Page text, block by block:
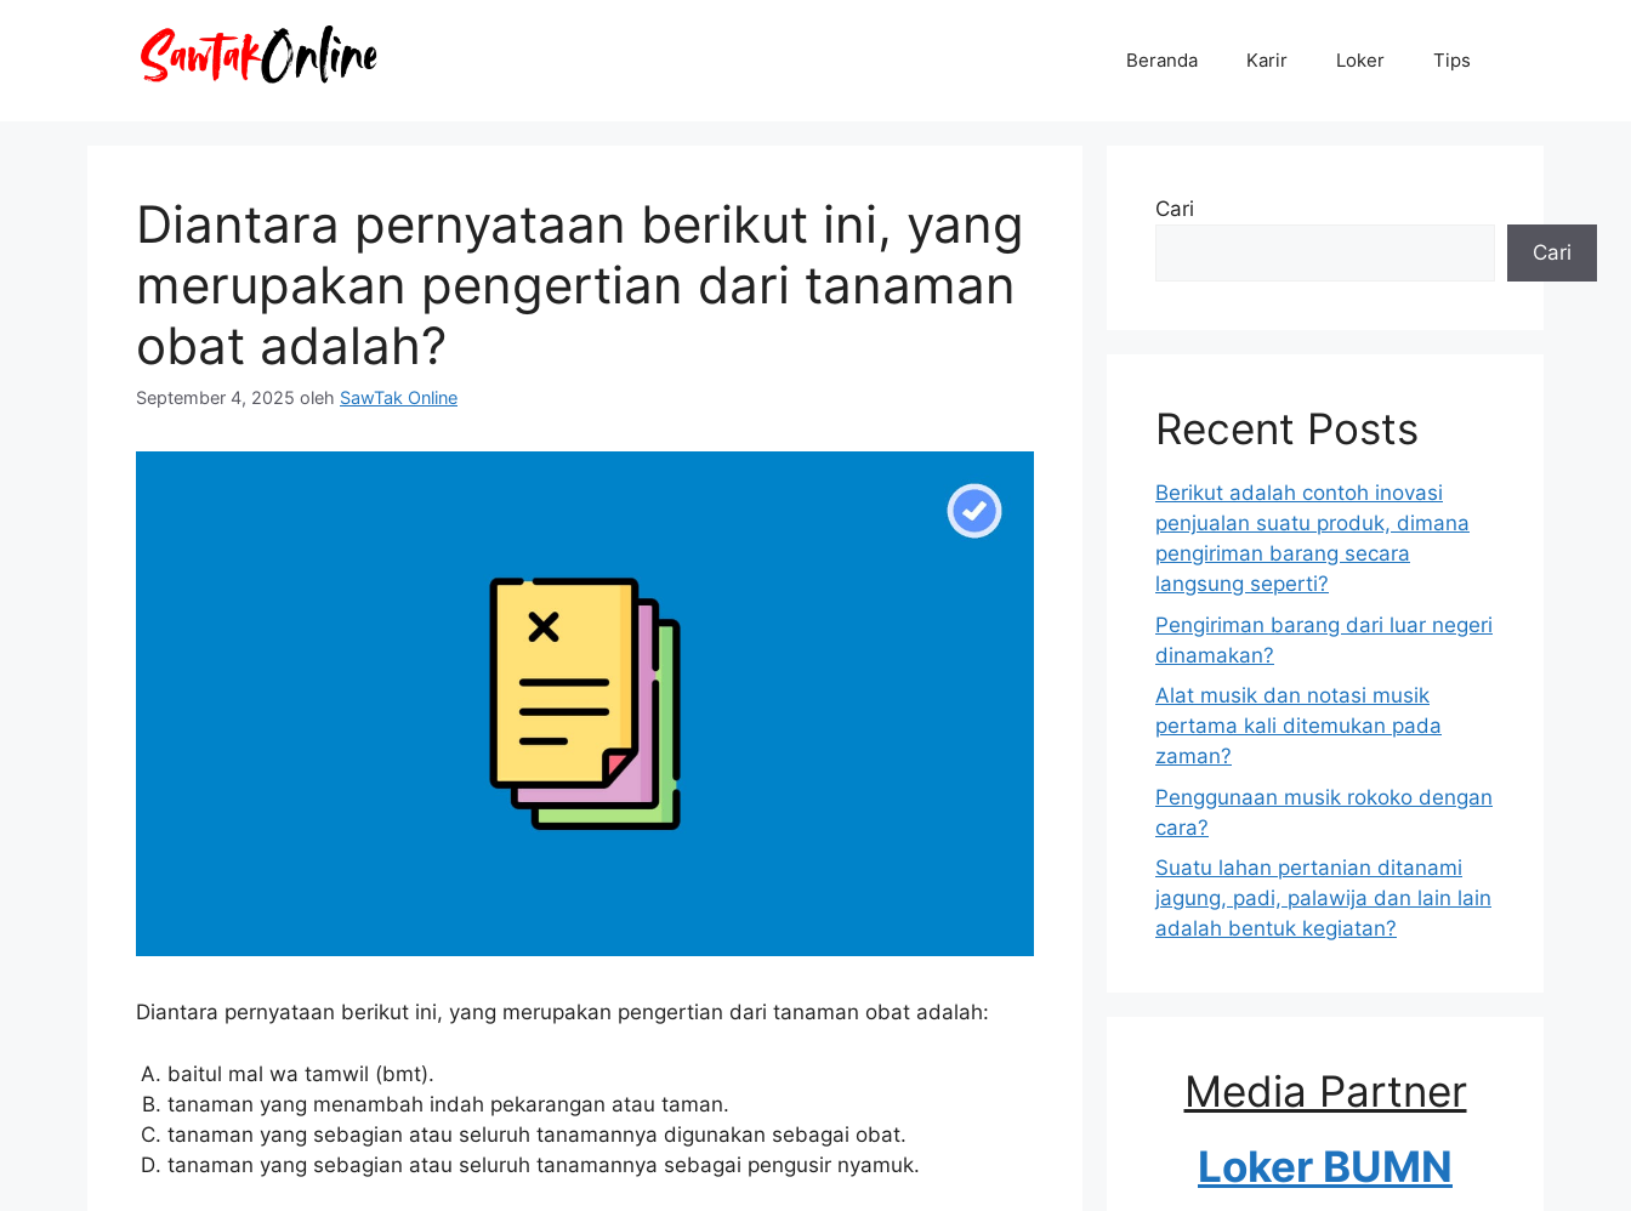
Beranda Karir Loker Tips
Diantara pernyataan berikut ini, yang
merupakan pengertian dari tanaman
obat adalah?
September 4, 2025 oleh SawTak Online
Diantara pernyataan berikut ini, yang merupakan pengertian dari tanaman obat adalah:
baitul mal wa tamwil (bmt).
tanaman yang menambah indah pekarangan atau taman.
tanaman yang sebagian atau seluruh tanamannya digunakan sebagai obat.
tanaman yang sebagian atau seluruh tanamannya sebagai pengusir nyamuk.
Cari
Cari
Recent Posts
Berikut adalah contoh inovasi
penjualan suatu produk, dimana
pengiriman barang secara
langsung seperti?
Pengiriman barang dari luar negeri
dinamakan?
Alat musik dan notasi musik
pertama kali ditemukan pada
zaman?
Penggunaan musik rokoko dengan
cara?
Suatu lahan pertanian ditanami
jagung, padi, palawija dan lain lain
adalah bentuk kegiatan?
Media Partner
Loker BUMN